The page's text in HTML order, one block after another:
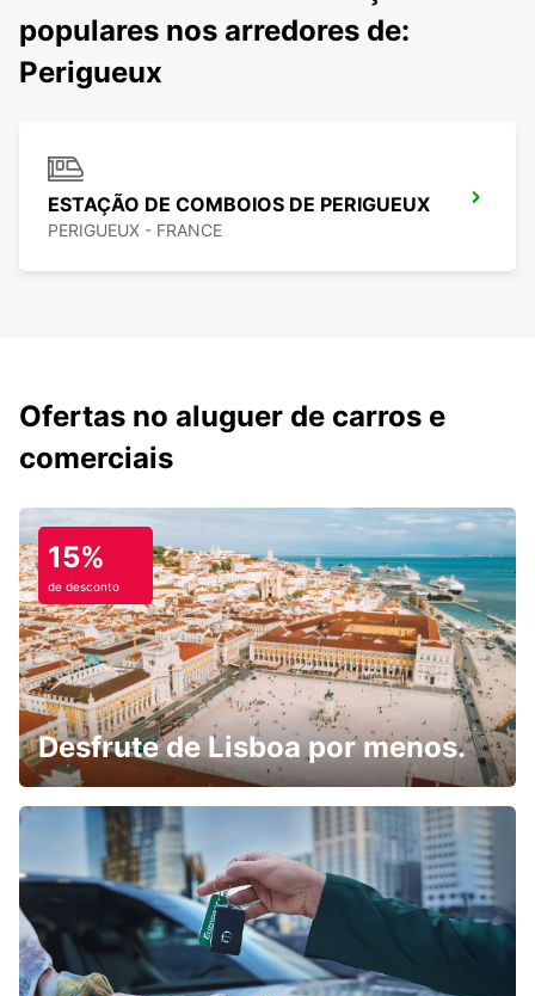
populares nos arredores de:
Perigueux
ESTAÇÃO DE COMBOIOS DE PERIGUEUX
PERIGUEUX - FRANCE
Ofertas no aluguer de carros e
comerciais
15%
de desconto
Desfrute de Lisboa por menos.